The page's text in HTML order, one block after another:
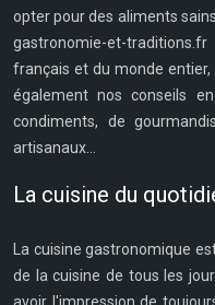
opter pour des aliments
gastronomie-et-
français et du monde entier,
également nos conseils
condiments, de
artisanaux...
La cuisine du
La cuisine gastronomique
de la cuisine de tous les